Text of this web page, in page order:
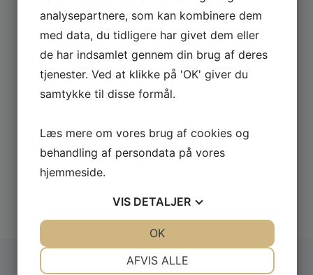
analysepartnere, som kan kombinere dem
med data, du tidligere har givet dem eller
de har indsamlet gennem din brug af deres
tjenester. Ved at klikke på 'OK' giver du
samtykke til disse formål.
Læs mere om vores brug af cookies og
behandling af persondata på vores
hjemmeside.
VIS DETALJER
AFVIS ALLE
OK